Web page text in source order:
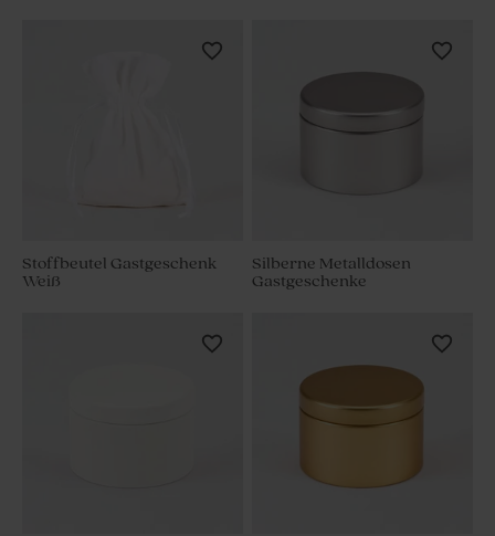
Stoffbeutel Gastgeschenk
Weiß
Silberne Metalldosen
Gastgeschenke